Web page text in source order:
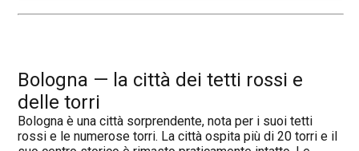
Bologna — la città dei tetti rossi e
delle torri
Bologna è una città sorprendente, nota per i suoi tetti
rossi e le numerose torri. La città ospita più di 20 torri e il